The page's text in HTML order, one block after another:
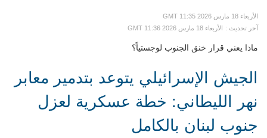
GMT الأربعاء 18 مارس 2026 11:35
GMT الأربعاء 18 مارس 2026 11:36
: آخر تحديث
ماذا يعني قرار خنق الجنوب لوجستياً؟
الجيش الإسرائيلي يتوعد بتدمير معابر
نهر الليطاني: خطة عسكرية لعزل
جنوب لبنان بالكامل